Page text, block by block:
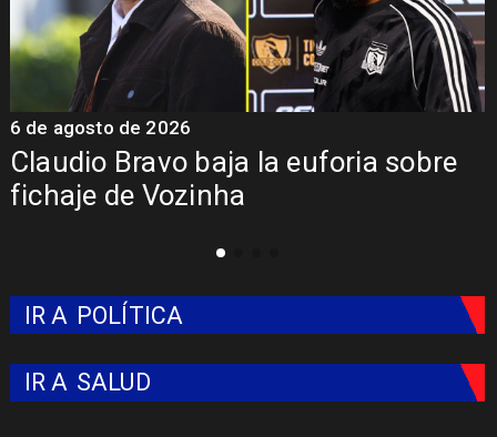
Presentación de Vozinha en
Colo: Fecha, Estadio y Contrato
5 de agosto de 2026
IR A POLÍTICA
IR A SALUD